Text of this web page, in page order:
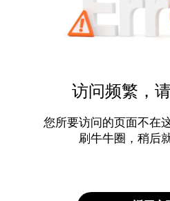
访问频繁，
您所要访问的页面不在
刷牛牛圈，稍后